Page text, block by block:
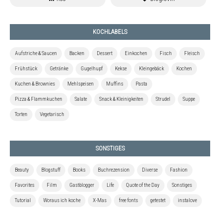
KOCHLABELS
Aufstriche & Saucen Backen Dessert Einkochen Fisch Fleisch
Frühstück Getränke Gugelhupf Kekse Kleingebäck Kochen
Kuchen & Brownies Mehlspeisen Muffins Pasta
Pizza & Flammkuchen Salate Snack & Kleinigkeiten Strudel Suppe
Torten Vegetarisch
SONSTIGES
Beauty Blogstuff Books Buchrezension Diverse Fashion
Favorites Film Gastblogger Life Quote of the Day Sonstiges
Tutorial Woraus ich koche X-Mas free fonts getestet instalove